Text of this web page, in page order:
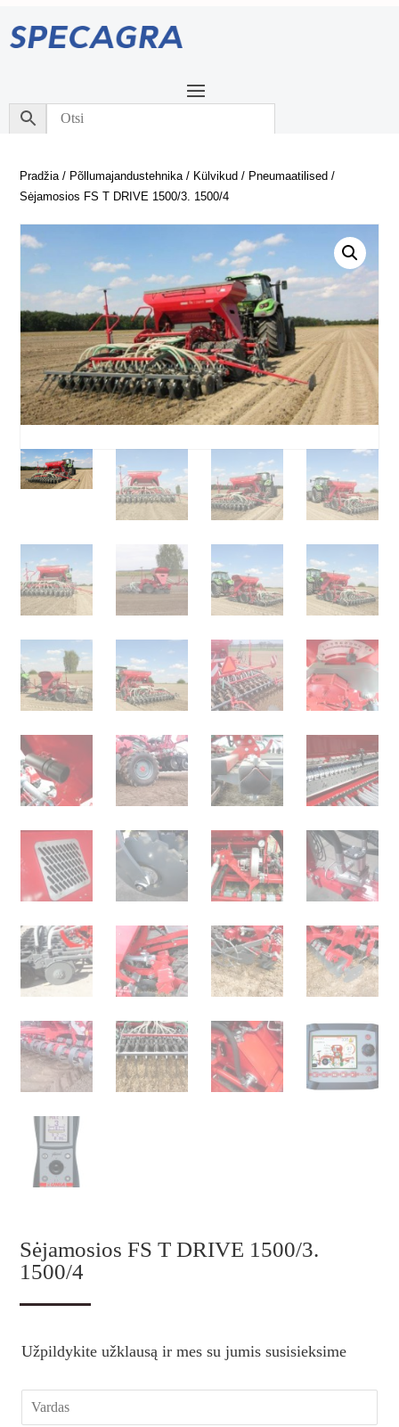
Pradžia/ Põllumajandustehnika/ Külvikud / Pneumaatilised /
Sėjamosios FS T DRIVE 1500/3. 1500/4
Sėjamosios FS T DRIVE 1500/3.
1500/4
Užpildykite užklausą ir mes su jumis susisieksime